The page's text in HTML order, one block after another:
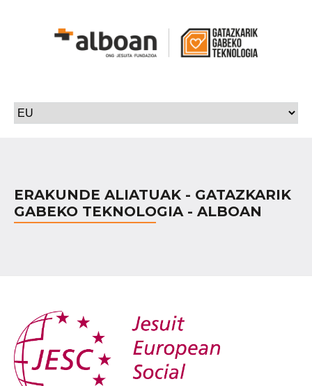
ERAKUNDE ALIATUAK - GATAZKARIK
GABEKO TEKNOLOGIA - ALBOAN